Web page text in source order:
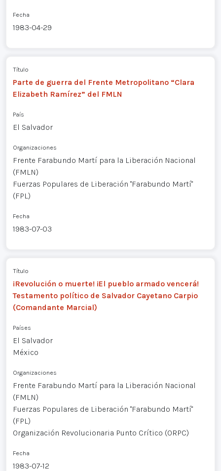
Fecha
1983-04-29
Título
Parte de guerra del Frente Metropolitano “Clara
Elizabeth Ramírez” del FMLN
País
El Salvador
Organizaciones
Frente Farabundo Martí para la Liberación Nacional
(FMLN)
Fuerzas Populares de Liberación "Farabundo Martí"
(FPL)
Fecha
1983-07-03
Título
¡Revolución o muerte! ¡El pueblo armado vencerá!
Testamento político de Salvador Cayetano Carpio
(Comandante Marcial)
Países
El Salvador
México
Organizaciones
Frente Farabundo Martí para la Liberación Nacional
(FMLN)
Fuerzas Populares de Liberación "Farabundo Martí"
(FPL)
Organización Revolucionaria Punto Crítico (ORPC)
Fecha
1983-07-12